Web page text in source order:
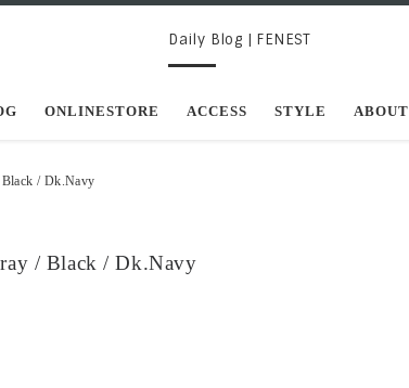
Daily Blog | FENEST
ONLINESTORE ACCESS STYLE ABOUT
/ Dk.Navy
/ Black / Dk.Navy